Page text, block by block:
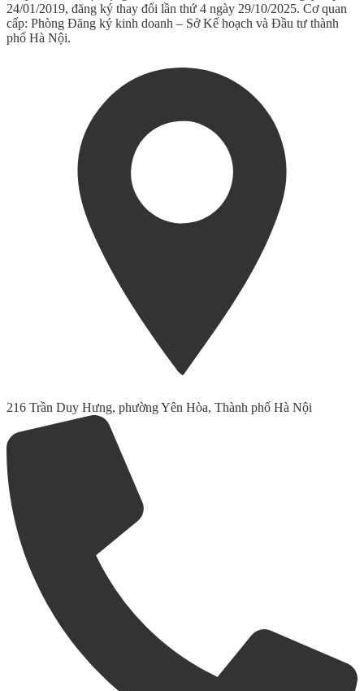
24/01/2019, đăng ký thay đổi lần thứ 4 ngày 29/10/2025. Cơ quan
cấp: Phòng Đăng ký kinh doanh – Sở Kế hoạch và Đầu tư thành
phố Hà Nội.
216 Trần Duy Hưng, phường Yên Hòa, Thành phố Hà Nội